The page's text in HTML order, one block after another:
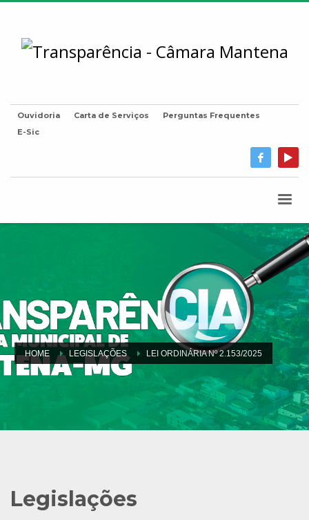
Ouvidoria Carta de Serviços
Perguntas Frequentes
E-Sic
HOME LEGISLAÇÕES LEI ORDINÁRIA Nº 2.153/2025
Legislações